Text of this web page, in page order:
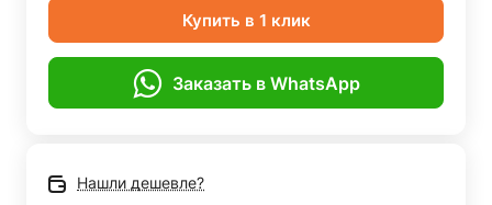
Купить в 1 клик
Заказать в WhatsApp
Нашли дешевле?